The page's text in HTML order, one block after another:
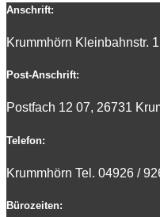
Anschrift:
Krummhörn Kleinbahnstr.
Post-Anschrift:
Postfach 12 07, 26731
Telefon:
Krummhörn Tel. 04926 /
Bürozeiten: